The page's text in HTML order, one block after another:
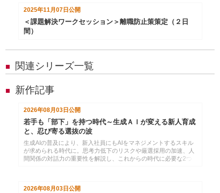
2025年11月07日 公開
＜課題解決ワークセッション＞離職防止策策定（２日
間）
■ 関連シリーズ一覧
■ 新作記事
2026年08月03日公開
若手も「部下」を持つ時代～生成ＡＩが変える新人育成
と、忍び寄る選抜の波
生成AIの普及により、新入社員にもAIをマネジメントするスキル
が求められる時代に。思考力低下のリスクや厳選採用の加速、人
間関係の対話力の重要性を解説し、これからの時代に必要な2つ
2026年08月03日 公開